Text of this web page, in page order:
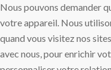
Nous pouvons demander
votre appareil. Nous
quand vous visitez nos
avec nous, pour enrichir